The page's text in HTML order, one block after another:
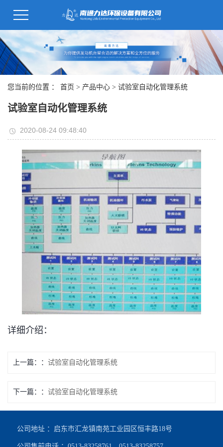
您当前的位置 ： 首页 > 产品中心 > 试验室自动化管理系统
试验室自动化管理系统
2020-08-24 09:48:40
详细介绍：
上一篇： 试验室自动化管理系统
下一篇： 试验室自动化管理系统
公司地址 ：启东市汇龙镇南苑工业园区恒丰路18号